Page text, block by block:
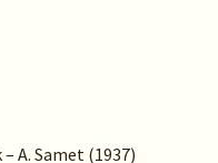
A. Samet (1937)